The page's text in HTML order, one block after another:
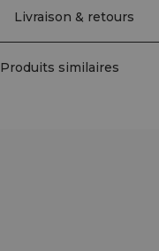
si nécessaire. Tissu principal et
Livraison & retours
Produits similaires